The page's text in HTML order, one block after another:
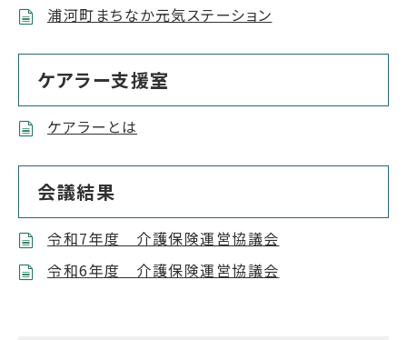
浦河町まちなか元気ステーション
ケアラー支援室
ケアラーとは
会議結果
令和7年度 介護保険運営協議会
令和6年度 介護保険運営協議会